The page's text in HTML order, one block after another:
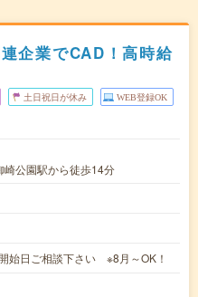
企業でCAD！高時給
土日祝日が休み WEB登録OK
公園駅から徒歩14分
始日ご相談下さい ※8月～OK！